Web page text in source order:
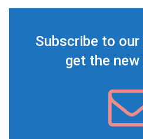
Subscribe to
get the